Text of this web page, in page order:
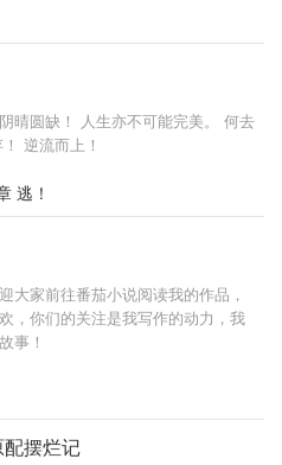
天爷，两辈子都没尝过男人的滋
给我一个男人，不，两个三个也不
程寡妇卒！
，但随即而来的却是步步危机......
晴圆缺！ 人生亦不可能完美。 何去
逆流而上！
逃！
大家前往番茄小说阅读我的作品，
，你们的关注是我写作的动力，我
事！
摆烂记